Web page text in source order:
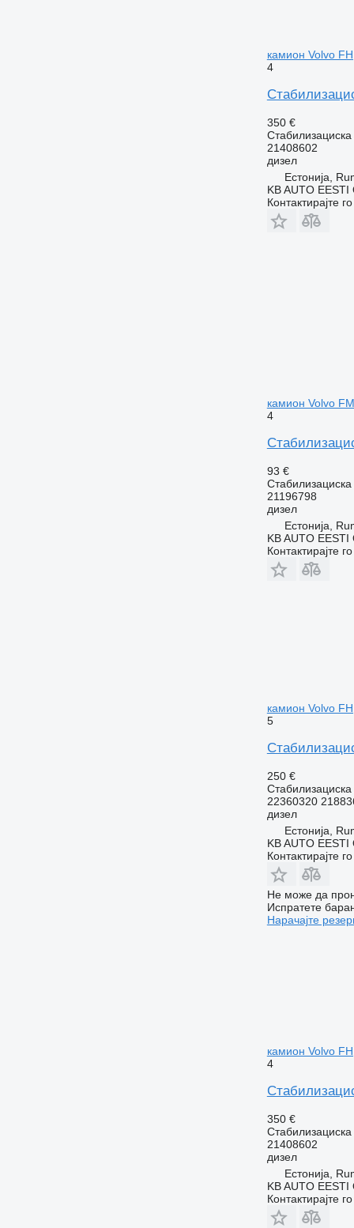
камион Volvo
4
350 €
Стабилизациска
21408602
дизел
Естонија,
KB AUTO EESTI
Контактирајте
камион Volvo
4
93 €
Стабилизациска
21196798
дизел
Естонија,
KB AUTO EESTI
Контактирајте
камион Volvo
5
250 €
Стабилизациска
22360320
дизел
Естонија,
KB AUTO EESTI
Контактирајте
Не може да
Испратете
Нарачајте
камион Volvo
4
350 €
Стабилизациска
21408602
дизел
Естонија,
KB AUTO EESTI
Контактирајте